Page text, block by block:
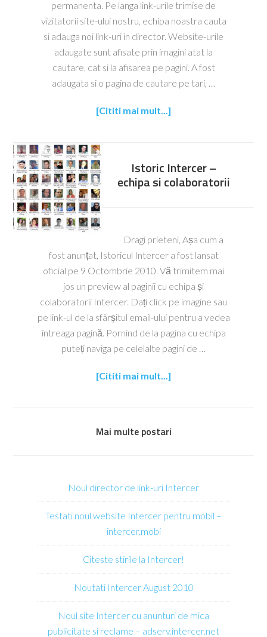
permanenta. Pe langa link-urile trimise de
vizitatorii site-ului nostru, echipa noastra cauta
si adauga noi link-uri in director. Website-urile
adaugate sunt afisate prin imagini atat la
cautare, cat si la afisarea pe pagini. A fost
adaugata si o pagina de cautare pe tari, …
[Cititi mai mult...]
Istoric Intercer –
echipa si colaboratorii
Dragi prieteni, Așa cum a
fost anunțat, Istoricul Intercer a fost lansat
oficial pe 9 Octombrie 2010. Vă trimitem mai
jos un preview al paginii cu echipa și
colaboratorii Intercer. Dați click pe imagine sau
pe link-ul de la sfârșitul email-ului pentru a vedea
întreaga pagină. Pornind de la pagina cu echipa
puteți naviga pe celelalte pagini de …
[Cititi mai mult...]
Mai multe postari
Noul director de link-uri Intercer
Testati noul website Intercer pentru mobil –
intercer.mobi
Citeste stirile la Intercer!
Noutati Intercer August 2010
Noul site Intercer cu anunturi de mica
publicitate si reclame – adserv.intercer.net